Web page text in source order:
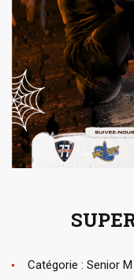
Catégorie : Senior M